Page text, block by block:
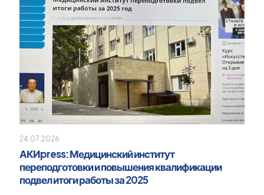
24.07.2026
АКИpress: Медицинский институт
переподготовки и повышения квалификации
подвел итоги работы за 2025